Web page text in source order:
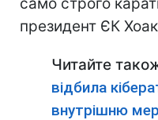
президент ЄК
Читайте
відбила
внутрішню